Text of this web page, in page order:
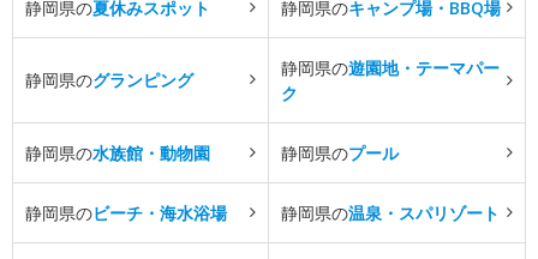
静岡県の夏休みスポット 静岡県のキャンプ場・BBQ場
静岡県のグランピング
静岡県の遊園地・テーマパー
ク
静岡県の水族館・動物園 静岡県のプール
静岡県のビーチ・海水浴場 静岡県の温泉・スパリゾート